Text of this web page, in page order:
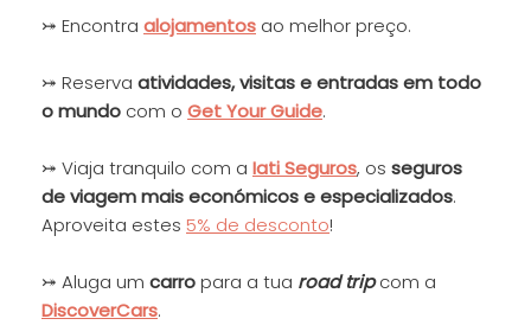
⤖ Encontra alojamentos ao melhor preço.
⤖ Reserva atividades, visitas e entradas em todo
o mundo com o Get Your Guide.
⤖ Viaja tranquilo com a Iati Seguros, os seguros
de viagem mais económicos e especializados.
Aproveita estes 5% de desconto!
⤖ Aluga um carropara a tua road tripcom a
DiscoverCars.